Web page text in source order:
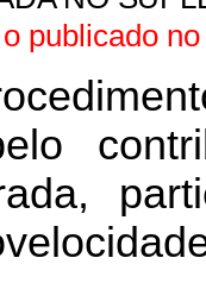
publicado